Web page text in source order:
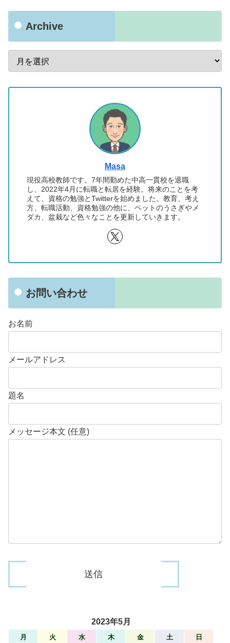
Archive
Masa
現役高校教師です。7年間勤めた中高一貫校を退職
し、2022年4月に転職と転居を経験。将来のことを考
えて、資格の勉強とTwitterを始めました。教育、考え
方、転職活動、資格勉強の他に、ペットのうさぎやメ
ダカ、盆栽など色々なことを更新していきます。
お問い合わせ
お名前
メールアドレス
題名
メッセージ本文 (任意)
2023年5月
月 火 水 木 金 土
日